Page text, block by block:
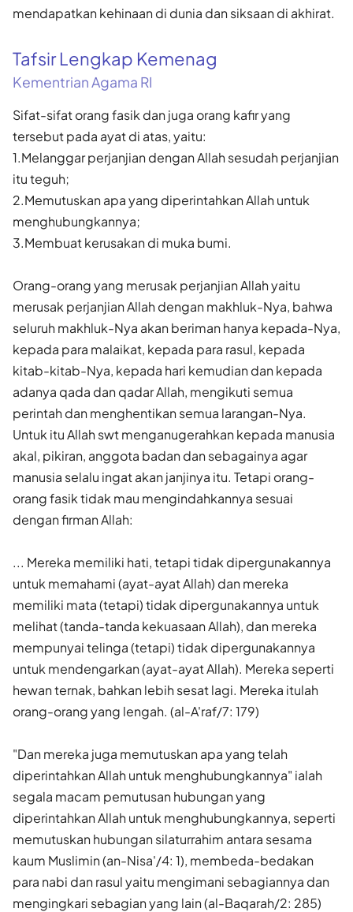
mendapatkan kehinaan di dunia dan siksaan di akhirat.
Tafsir Lengkap Kemenag
Kementrian Agama RI
Sifat-sifat orang fasik dan juga orang kafir yang
tersebut pada ayat di atas, yaitu:
1.Melanggar perjanjian dengan Allah sesudah perjanjian
itu teguh;
2.Memutuskan apa yang diperintahkan Allah untuk
menghubungkannya;
3.Membuat kerusakan di muka bumi.
Orang-orang yang merusak perjanjian Allah yaitu
merusak perjanjian Allah dengan makhluk-Nya, bahwa
seluruh makhluk-Nya akan beriman hanya kepada-Nya,
kepada para malaikat, kepada para rasul, kepada
kitab-kitab-Nya, kepada hari kemudian dan kepada
adanya qada dan qadar Allah, mengikuti semua
perintah dan menghentikan semua larangan-Nya.
Untuk itu Allah swt menganugerahkan kepada manusia
akal, pikiran, anggota badan dan sebagainya agar
manusia selalu ingat akan janjinya itu. Tetapi orang-
orang fasik tidak mau mengindahkannya sesuai
dengan firman Allah:
... Mereka memiliki hati, tetapi tidak dipergunakannya
untuk memahami (ayat-ayat Allah) dan mereka
memiliki mata (tetapi) tidak dipergunakannya untuk
melihat (tanda-tanda kekuasaan Allah), dan mereka
mempunyai telinga (tetapi) tidak dipergunakannya
untuk mendengarkan (ayat-ayat Allah). Mereka seperti
hewan ternak, bahkan lebih sesat lagi. Mereka itulah
orang-orang yang lengah. (al-A'raf/7: 179)
"Dan mereka juga memutuskan apa yang telah
diperintahkan Allah untuk menghubungkannya" ialah
segala macam pemutusan hubungan yang
diperintahkan Allah untuk menghubungkannya, seperti
memutuskan hubungan silaturrahim antara sesama
kaum Muslimin (an-Nisa'/4: 1), membeda-bedakan
para nabi dan rasul yaitu mengimani sebagiannya dan
mengingkari sebagian yang lain (al-Baqarah/2: 285)